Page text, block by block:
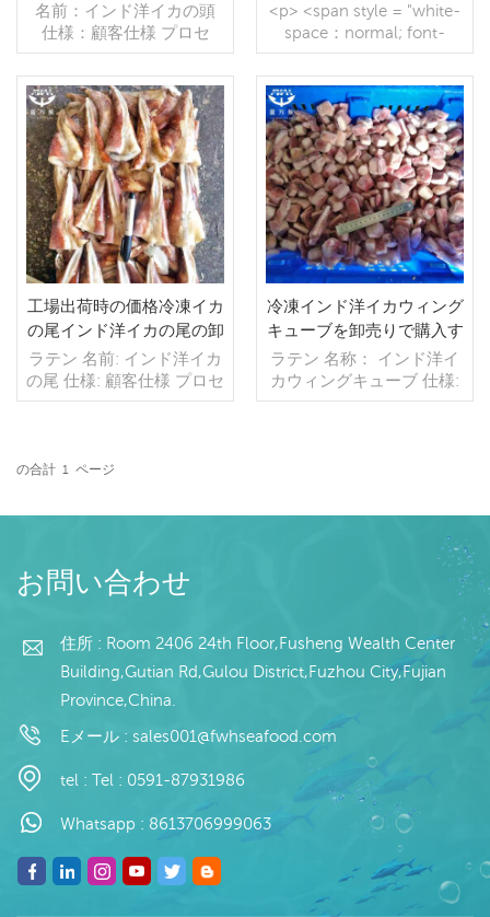
名前：インド洋イカの頭
仕様：顧客仕様 プロセ
ス：カット グレージン
グ：BQF 40％（カスタマ
イズ可能） 包装：1kg/バ
ッグ,10kg /織りバッグ
（カスタマイズ可能） 販
売モデル：卸売/輸出 min .
注文：20フィートコンテ
ナ/40フィートコンテナ 支
払い：TT/С確認された取
消不能のLCを一目で 発
送：入金確認後20日以内
起源：中国 ブランド：fu
wang hang
続きを読む
<p> <span style = "white-
space：normal; font-
family：MicrosoftYaHei;">
ラテン語</span>
<spanstyle = "white-
space：normal; font-
family：Microsoft YaHei;">
</ span> <span style =
"white-space：normal;
font-family：Microsoft
YaHei;">名前：</span>イ
ンド洋イカの翼</p>
<pstyle = "white-space：
normal;">仕様：お客様の
仕様</ p> <pstyle =
"white-space：normal;">
プロセス：スキンオン
<br/>グレージング：BQF
40％（カスタマイズ可
"white-space：normal;">
販売モデル：卸売り/エク
スポート</ p> <pstyle =
"white-space：normal;">
テナ</p> <pstyle =
"white-space：normal;">
続きを読む
工場出荷時の価格冷凍イカ
の尾インド洋イカの尾の卸
売
ラテン 名前: インド洋イカ
の尾 仕様: 顧客仕様 プロセ
ス: カット 釉薬: BQF 40%
ッグ (カスタマイズ可能) 販
小。注文: 20 フィート コ
取消不能 LC 一覧で 発送:
入金確認後 20 日以内 原産
ハング
冷凍インド洋イカウィング
キューブを卸売りで購入す
る
ラテン 名称： インド洋イ
カウィングキューブ 仕様:
顧客仕様 プロセス: ガッ
可能) 販売モデル: 卸売/輸
出 最小。注文: 20 フィー
ト コンテナ / 40 フィート
コンテナ 支払い: TT / 確認
済み取消不能 LC 一覧で 発
原産地: 中国 ブランド:フー
ワンハング
の合計 1 ページ
お問い合わせ
住所 : Room 2406 24th Floor,Fusheng Wealth Center
Building,Gutian Rd,Gulou District,Fuzhou City,Fujian
Province,China.
Eメール : sales001@fwhseafood.com
tel : Tel : 0591-87931986
Whatsapp : 8613706999063